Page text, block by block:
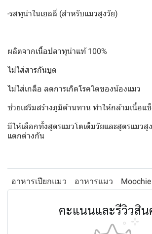
-รสทูน่าในเยลลี่ (สำหรับแมวสูงวัย)
ผลิตจากเนื้อปลาทูน่าแท้ 100%
ไม่ใส่สารกันบูด
ไม่ใส่เกลือ ลดการเกิดโรคไตของน้องแมว
ช่วยเสริมสร้างภูมิต้านทาน ทำให้กล้ามเนื้อแข็
มีให้เลือกทั้งสูตรแมวโตเต็มวัยและสูตรแมวสู
แตกต่างกัน
อาหารเปียกแมว อาหารแมว Moochie
คะแนนและรีวิวสิน